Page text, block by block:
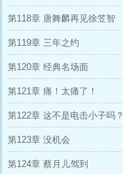
第118章 唐舞麟再见徐笠智
第119章 三年之约
第120章 经典名场面
第121章 痛！太痛了！
第122章 这不是电击小子吗？
第123章 没机会
第124章 蔡月儿驾到